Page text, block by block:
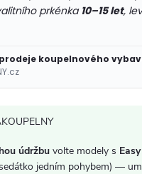
prkénka10–15 let,
koupelnového
údržbu volte modely s
jedním pohybem) —